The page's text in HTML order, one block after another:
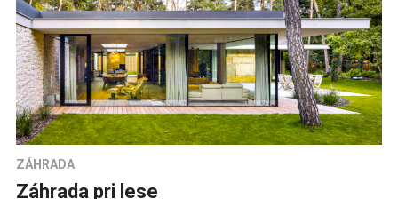
ZÁHRADA
Záhrada pri lese